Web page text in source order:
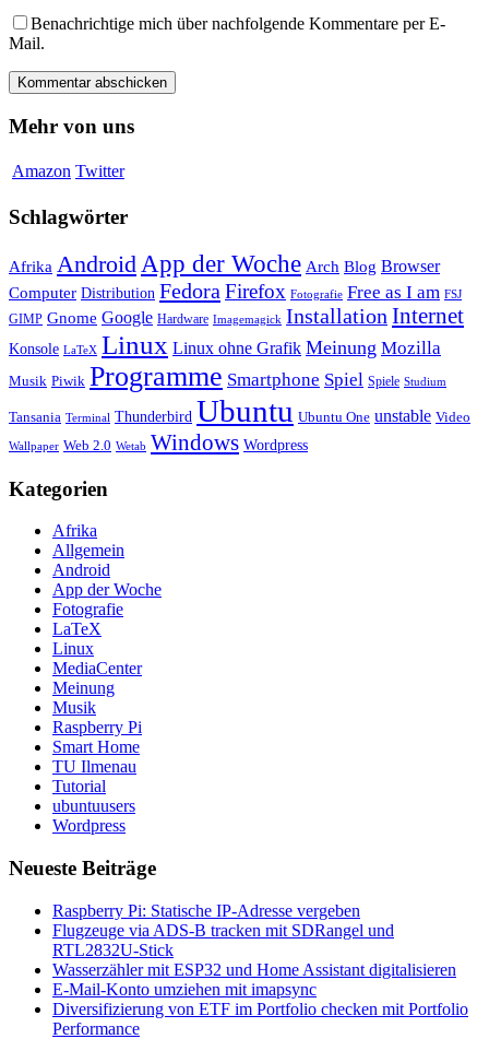
Benachrichtige mich über nachfolgende Kommentare per E-
Mail.
Mehr von uns
Amazon Twitter
Schlagwörter
Afrika Android App der Woche Arch Blog Browser
Computer Distribution Fedora Firefox Fotografie Free as I am FSJ
GIMP Gnome Google Hardware Imagemagick Installation Internet
Konsole LaTeX Linux Linux ohne Grafik Meinung Mozilla
Musik Piwik Programme Smartphone Spiel Spiele Studium
Tansania Terminal Thunderbird Ubuntu Ubuntu One unstable Video
Wallpaper Web 2.0 Wetab Windows Wordpress
Kategorien
Afrika
Allgemein
Android
App der Woche
Fotografie
LaTeX
Linux
MediaCenter
Meinung
Musik
Raspberry Pi
Smart Home
TU Ilmenau
Tutorial
ubuntuusers
Wordpress
Neueste Beiträge
Raspberry Pi: Statische IP-Adresse vergeben
Flugzeuge via ADS-B tracken mit SDRangel und
RTL2832U-Stick
Wasserzähler mit ESP32 und Home Assistant digitalisieren
E-Mail-Konto umziehen mit imapsync
Diversifizierung von ETF im Portfolio checken mit Portfolio
Performance